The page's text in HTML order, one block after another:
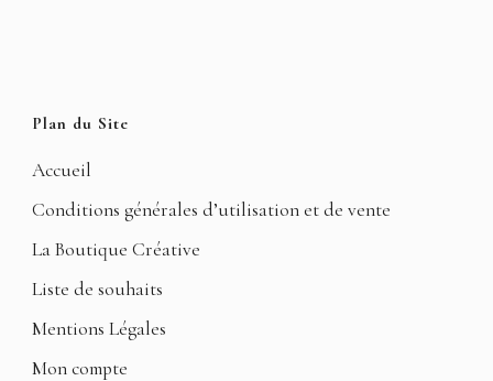
Plan du Site
Accueil
Conditions générales d’utilisation et de vente
La Boutique Créative
Liste de souhaits
Mentions Légales
Mon compte